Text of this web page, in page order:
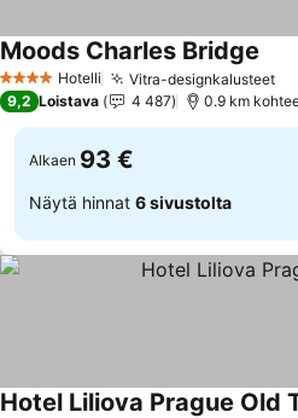
4 Tähtiluokitus
Hotelli Vitra-designkalusteet
Moods Charles Bridge
9,2 Loistava 4 487 0.9 km
Alkaen 93 €
Näytä hinnat 6 sivustolta
Hotel Liliova Prague Old